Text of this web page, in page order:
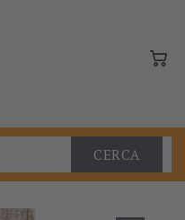
CERCA